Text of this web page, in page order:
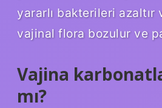
yararlı bakterileri azaltır
vajinal flora bozulur ve
Vajina
mı?